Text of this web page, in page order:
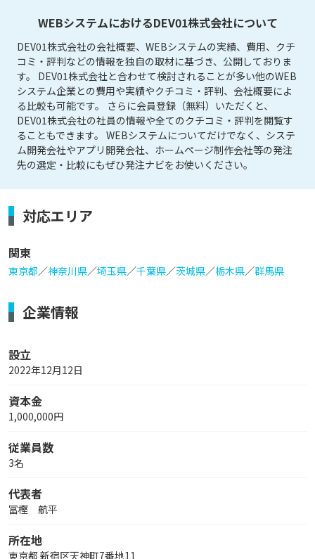
WEBシステムにおけるDEV01株式会社について
DEV01株式会社の会社概要、WEBシステムの実績、費用、クチ
コミ・評判などの情報を独自の取材に基づき、公開しておりま
す。 DEV01株式会社と合わせて検討されることが多い他のWEB
システム企業との費用や実績やクチコミ・評判、会社概要によ
る比較も可能です。 さらに会員登録（無料）いただくと、
DEV01株式会社の社員の情報や全てのクチコミ・評判を閲覧す
ることもできます。 WEBシステムについてだけでなく、システ
ム開発会社やアプリ開発会社、ホームページ制作会社等の発注
先の選定・比較にもぜひ発注ナビをお使いください。
対応エリア
関東
東京都／神奈川県／埼玉県／千葉県／茨城県／栃木県／群馬県
企業情報
設立
2022年12月12日
資本金
1,000,000円
従業員数
3名
代表者
冨樫 航平
所在地
東京都 新宿区天神町7番地11